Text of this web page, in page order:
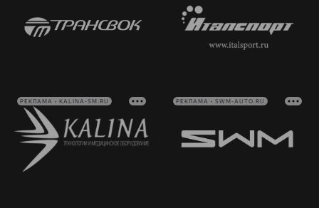
РЕКЛАМА • KALINA-SM.RU РЕКЛАМА • SWM-AUTO.RU